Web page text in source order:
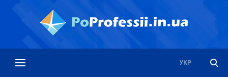
РУС
УКР